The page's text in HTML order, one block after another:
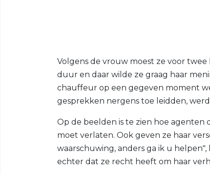
Volgens de vrouw moest ze voor
duur en daar wilde ze graag haar
chauffeur op een gegeven moment
gesprekken nergens toe leidden,
Op de beelden is te zien hoe
moet verlaten. Ook geven ze haar
waarschuwing, anders ga ik u
echter dat ze recht heeft om haar